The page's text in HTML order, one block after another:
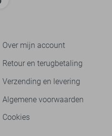
Over mijn account
Retour en terugbetaling
Verzending en levering
Algemene voorwaarden
Cookies